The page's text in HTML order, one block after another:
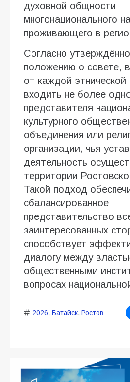
духовной общности
многонационального
проживающего в
Согласно
положению о совете,
от каждой этнической
входить не более
представителя
культурного
объединения или
организации, чья
деятельность
территории
Такой подход
сбалансированное
представительство
заинтересованных
способствует
диалогу между
общественными
вопросах
2026, Батайск, Ростов